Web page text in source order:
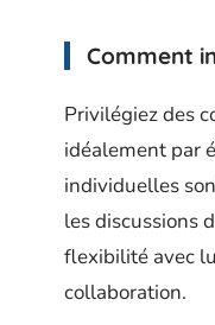
Comment
Privilégiez des
idéalement par
individuelles
les discussions
flexibilité avec
collaboration.